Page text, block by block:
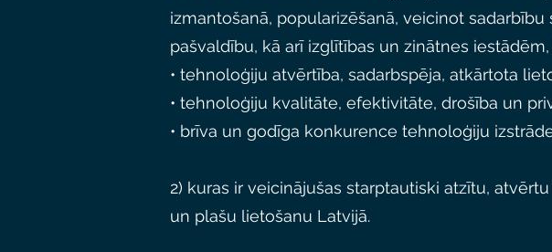
izmantošanā, popularizēšanā, veicinot
pašvaldību, kā arī izglītības un zinātnes
• tehnoloģiju atvērtība, sadarbspēja, atkārtota
• tehnoloģiju kvalitāte, efektivitāte, drošība un
• brīva un godīga konkurence tehnoloģiju
2) kuras ir veicinājušas starptautiski atzītu,
un plašu lietošanu Latvijā.